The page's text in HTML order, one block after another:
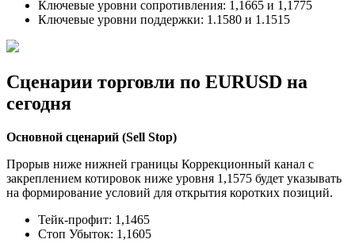
Ключевые уровни сопротивления: 1,1665 и 1,1775
Ключевые уровни поддержки: 1.1580 и 1.1515
Сценарии торговли по EURUSD на
сегодня
Основной сценарий (Sell Stop)
Прорыв ниже нижней границы Коррекционный канал с
закреплением котировок ниже уровня 1,1575 будет указывать
на формирование условий для открытия коротких позиций.
Тейк-профит: 1,1465
Стоп Убыток: 1,1605